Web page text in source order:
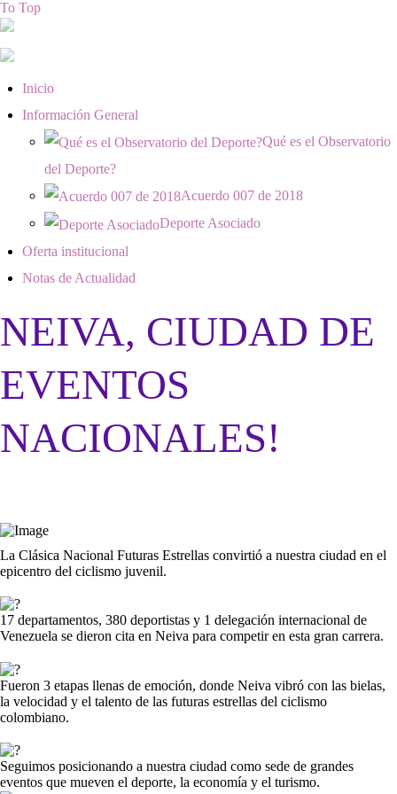
To Top
Inicio
Información General
Qué es el Observatorio
del Deporte?
Acuerdo 007 de 2018
Deporte Asociado
Oferta institucional
Notas de Actualidad
NEIVA, CIUDAD DE
EVENTOS
NACIONALES!
La Clásica Nacional Futuras Estrellas convirtió a nuestra ciudad en el
epicentro del ciclismo juvenil.
17 departamentos, 380 deportistas y 1 delegación internacional de
Venezuela se dieron cita en Neiva para competir en esta gran carrera.
Fueron 3 etapas llenas de emoción, donde Neiva vibró con las bielas,
la velocidad y el talento de las futuras estrellas del ciclismo
colombiano.
Seguimos posicionando a nuestra ciudad como sede de grandes
eventos que mueven el deporte, la economía y el turismo.